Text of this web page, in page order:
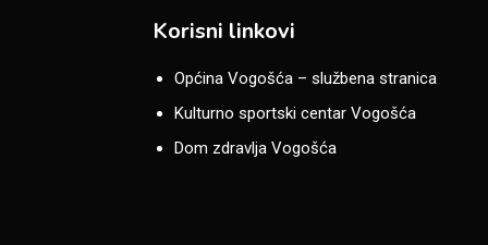
Korisni linkovi
Općina Vogošća – službena stranica
Kulturno sportski centar Vogošća
Dom zdravlja Vogošća